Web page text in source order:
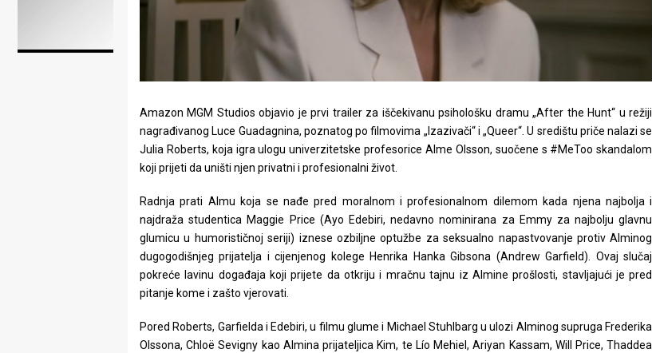
u
Amazon MGM Studios objavio je prvi trailer za iščekivanu psihološku dramu „After the Hunt“ u režiji
nagrađivanog Luce Guadagnina, poznatog po filmovima „Izazivači“ i „Queer“. U središtu priče nalazi se
Julia Roberts, koja igra ulogu univerzitetske profesorice Alme Olsson, suočene s #MeToo skandalom
koji prijeti da uništi njen privatni i profesionalni život.
Radnja prati Almu koja se nađe pred moralnom i profesionalnom dilemom kada njena najbolja i
najdraža studentica Maggie Price (Ayo Edebiri, nedavno nominirana za Emmy za najbolju glavnu
glumicu u humorističnoj seriji) iznese ozbiljne optužbe za seksualno napastvovanje protiv Alminog
dugogodišnjeg prijatelja i cijenjenog kolege Henrika Hanka Gibsona (Andrew Garfield). Ovaj slučaj
pokreće lavinu događaja koji prijete da otkriju i mračnu tajnu iz Almine prošlosti, stavljajući je pred
pitanje kome i zašto vjerovati.
Pored Roberts, Garfielda i Edebiri, u filmu glume i Michael Stuhlbarg u ulozi Alminog supruga Frederika
Olssona, Chloë Sevigny kao Almina prijateljica Kim, te Lío Mehiel, Ariyan Kassam, Will Price, Thaddea